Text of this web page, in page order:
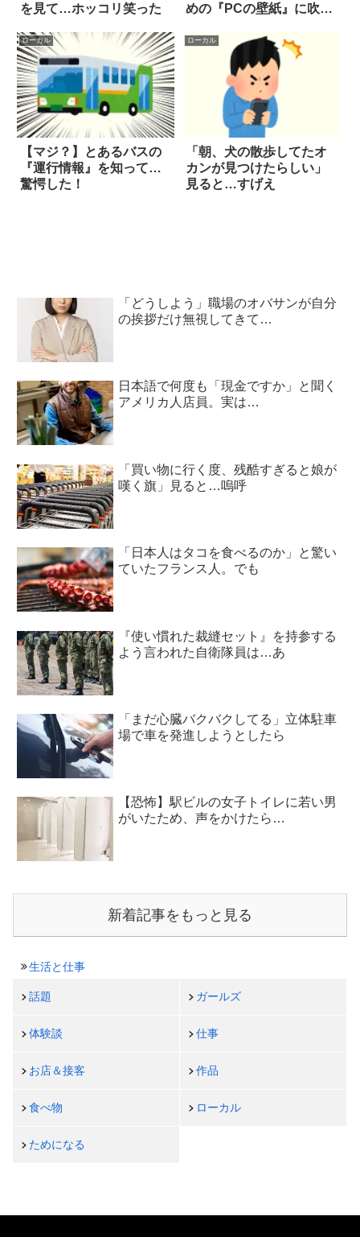
を見て…ホッコリ笑った
めの『PCの壁紙』に吹い
ローカル
【マジ？】とあるバスの
『運行情報』を知って…
驚愕した！
ローカル
「朝、犬の散歩してたオ
カンが見つけたらしい」
見ると…すげえ
「どうしよう」職場のオバサンが自分
の挨拶だけ無視してきて…
日本語で何度も「現金ですか」と聞く
アメリカ人店員。実は…
「買い物に行く度、残酷すぎると娘が
嘆く旗」見ると…嗚呼
「日本人はタコを食べるのか」と驚い
ていたフランス人。でも
『使い慣れた裁縫セット』を持参する
よう言われた自衛隊員は…あ
「まだ心臓バクバクしてる」立体駐車
場で車を発進しようとしたら
【恐怖】駅ビルの女子トイレに若い男
がいたため、声をかけたら…
新着記事をもっと見る
生活と仕事
話題 ガールズ
体験談 仕事
お店＆接客 作品
食べ物 ローカル
ためになる